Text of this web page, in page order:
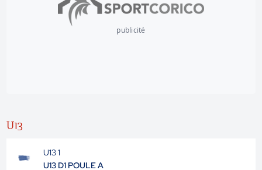
publicité
U13
U13 1
U13 D1 POULE A